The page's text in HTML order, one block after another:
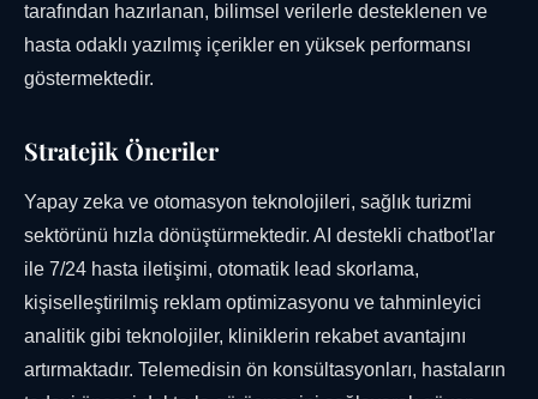
tarafından hazırlanan, bilimsel verilerle desteklenen ve
hasta odaklı yazılmış içerikler en yüksek performansı
göstermektedir.
Stratejik Öneriler
Yapay zeka ve otomasyon teknolojileri, sağlık turizmi
sektörünü hızla dönüştürmektedir. AI destekli chatbot'lar
ile 7/24 hasta iletişimi, otomatik lead skorlama,
kişiselleştirilmiş reklam optimizasyonu ve tahminleyici
analitik gibi teknolojiler, kliniklerin rekabet avantajını
artırmaktadır. Telemedisin ön konsültasyonları, hastaların